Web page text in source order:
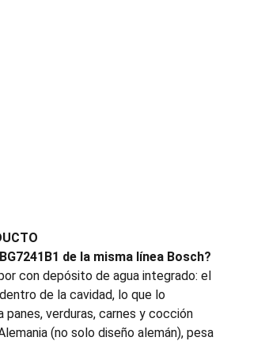
de la misma línea Bosch?
con depósito de agua integrado: el
de la cavidad, lo que lo
verduras, carnes y cocción
(no solo diseño alemán), pesa